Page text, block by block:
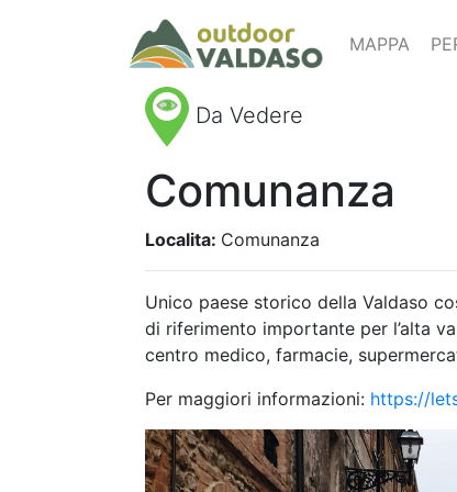
MAPPA
Da Vedere
Comunanza
Localita: Comunanza
Unico paese storico della Valdaso
di riferimento importante per l’alta
centro medico, farmacie,
Per maggiori informazioni: https://